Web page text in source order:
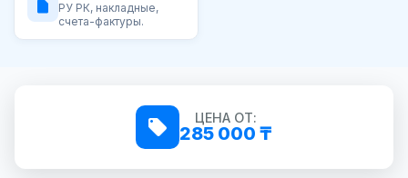
РУ РК, накладные,
счета-фактуры.
ЦЕНА ОТ:
285 000 ₸